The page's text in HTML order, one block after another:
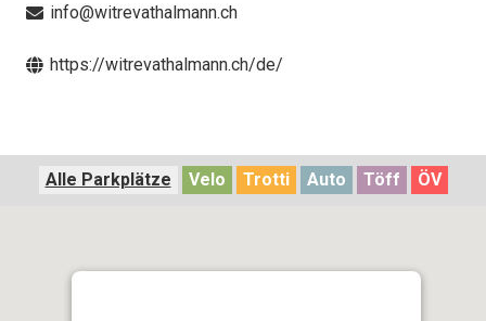
info@witrevathalmann.ch
https://witrevathalmann.ch/de/
Alle Parkplätze Velo Trotti Auto Töff ÖV